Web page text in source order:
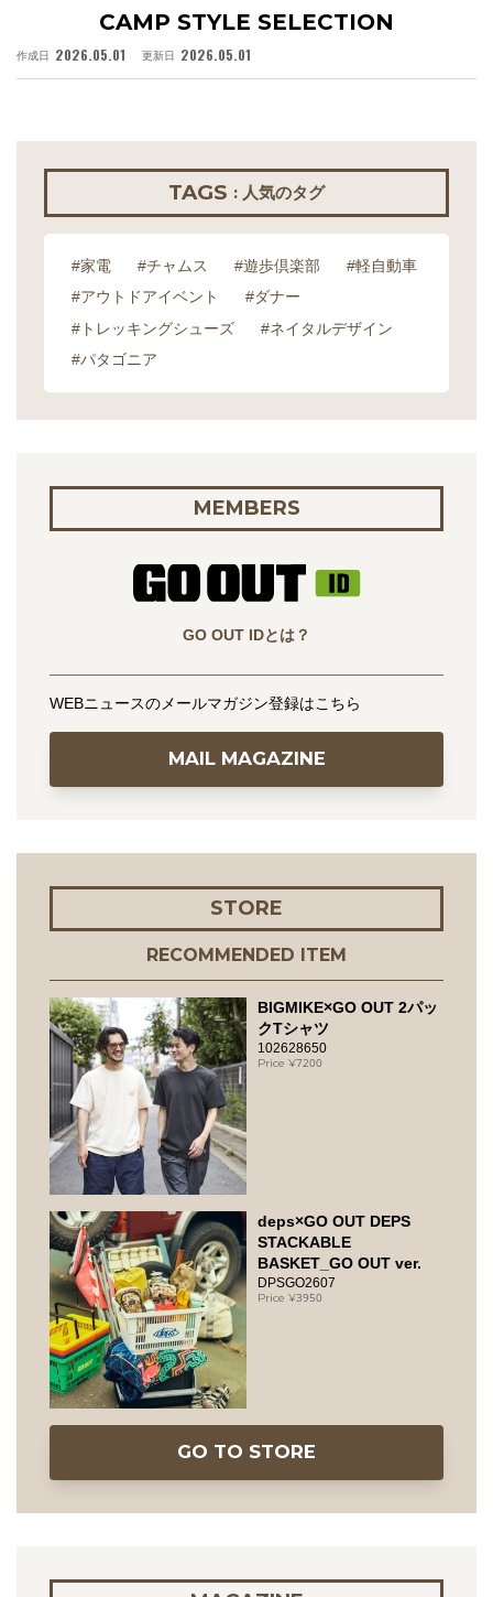
CAMP STYLE SELECTION
作成日 2026.05.01 更新日 2026.05.01
TAGS : 人気のタグ
#家電 #チャムス #遊歩倶楽部
#軽自動車
#アウトドアイベント
#ダナー
#トレッキングシューズ
#ネイタルデザイン
#パタゴニア
MEMBERS
GO OUT IDとは？
WEBニュースのメールマガジン登録はこちら
MAIL MAGAZINE
STORE
RECOMMENDED ITEM
BIGMIKE×GO OUT 2パッ
クTシャツ
102628650
7200
deps×GO OUT DEPS
STACKABLE
BASKET_GO OUT ver.
DPSGO2607
3950
GO TO STORE